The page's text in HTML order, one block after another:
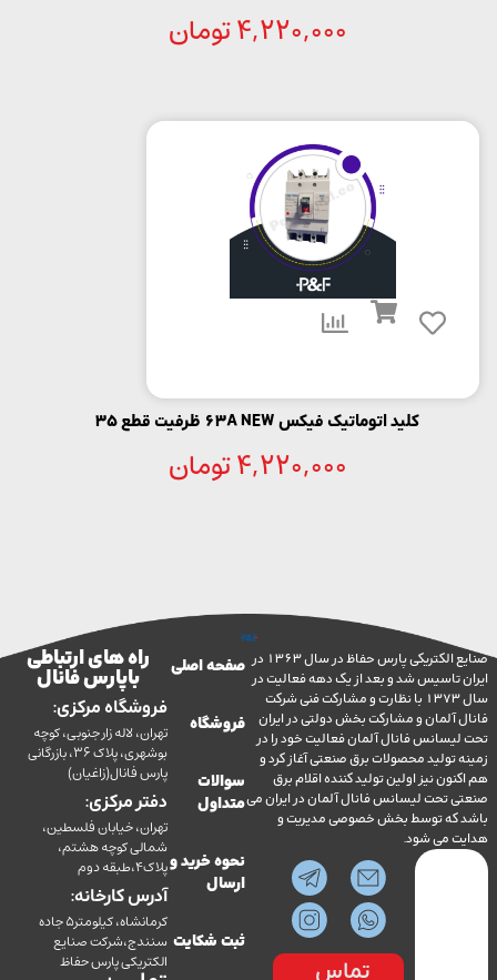
4,220,000تومان
کلید اتوماتیک فیکس 63A NEW ظرفیت قطع 35
4,220,000تومان
صنایع الکتریکی پارس حفاظ در سال 1363 در
شد و بعد از یک دهه فعالیت در
سال 1373 با نظارت و مشارکت فنی شرکت
و مشارکت بخش دولتی در ایران
فانال آلمان فعالیت خود را در
محصولات برق صنعتی آغاز کرد و
نیز اولین تولید کننده اقلام برق
لیسانس فانال آلمان در ایران می
توسط بخش خصوصی مدیریت و
می شود.
تماس
صفحه اصلی
فروشگاه
سوالات
متداول
نحوه خرید و
ثبت شکایت
راه های ارتباطی
با پارس فانال
فروشگاه مرکزی:
تهران، لاله زار جنوبی، کوچه
بوشهری، پلاک 36، بازرگانی
پارس فانال(زاغیان)
دفتر مرکزی:
تهران، خیابان فلسطین،
شمالی کوچه هشتم،
پلاک4،طبقه دوم
آدرس کارخانه:
کرمانشاه، کیلومتر5 جاده
سنندج،شرکت صنایع
الکتریکی پارس حفاظ